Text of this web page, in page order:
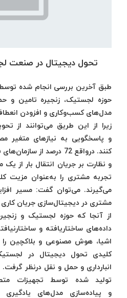
تحول دیجیتال در صنعت
حوزه لجستیک، زنجیره تامین و
مدل‌های کسب‌وکاری و افزودن
زیرا از این طریق می‌توانند از
و پاسخگویی به نیازهای متغیر
کنند. درواقع 72 درصد از
و نظارت بر جریان انتقال بار از
تجربه مشتری را به‌عنوان مزیت
می‌گیرند. می‌توان گفت: مسیر
مشتری در دیجیتال‌سازی جریان کاری
از آنجا که حوزه لجستیک و
داده‌های ساختاریافته و
اشیا، هوش مصنوعی و بلاکچین
کلیدی تحول دیجیتال در
انبارداری و حمل و نقل درنظر
تولید شده توسط تجهیزات
و پیاده‌سازی مدل‌های